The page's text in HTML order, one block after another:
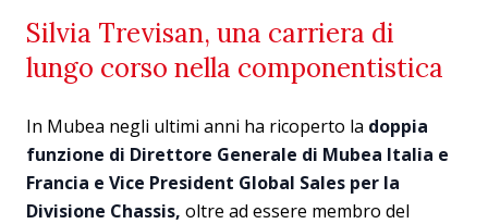
Silvia Trevisan, una carriera di
lungo corso nella componentistica
In Mubea negli ultimi anni ha ricoperto la doppia
funzione di Direttore Generale di Mubea Italia e
Francia e Vice President Global Sales per la
Divisione Chassis, oltre ad essere membro del